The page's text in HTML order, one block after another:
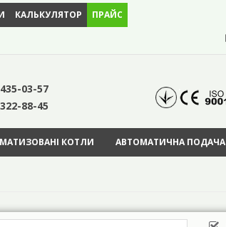
КАЛЬКУЛЯТОР ПРАЙС
03-57
88-45
КОТЛИ АВТОМАТИЧНА ПОДАЧА